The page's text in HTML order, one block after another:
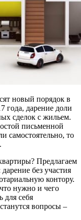
новый порядок в
года, дарение доли
сделок с жильем.
письменной
самостоятельно, то
Предлагаем
без участия
контору.
нужно и чего
для себя
вопросы –